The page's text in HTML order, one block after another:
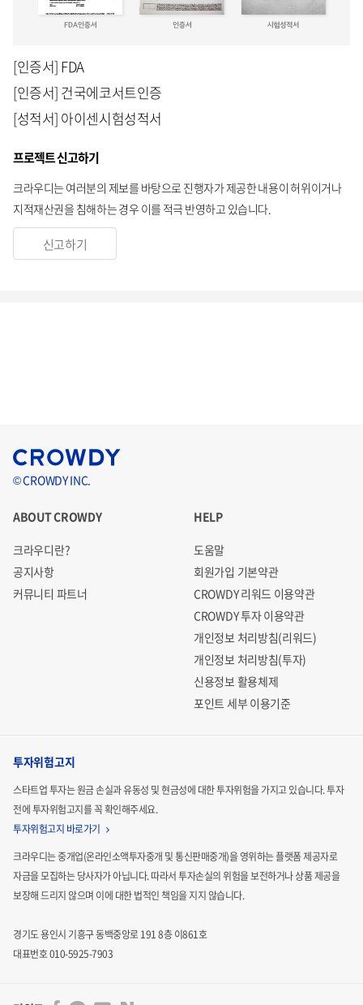
[인증서] FDA
[인증서] 건국에코서트인증
[성적서] 아이센시험성적서
프로젝트 신고하기
크라우디는 여러분의 제보를 바탕으로 진행자가 제공한 내용이 허위이거나
지적재산권을 침해하는 경우 이를 적극 반영하고 있습니다.
신고하기
© CROWDY INC.
ABOUT CROWDY
크라우디란?
공지사항
커뮤니티 파트너
HELP
도움말
회원가입 기본약관
CROWDY 리워드 이용약관
CROWDY 투자 이용약관
개인정보 처리방침(리워드)
개인정보 처리방침(투자)
신용정보 활용체제
포인트 세부 이용기준
투자위험고지
스타트업 투자는 원금 손실과 유동성 및 현금성에 대한 투자위험을 가지고 있습니다.투자
전에 투자위험고지를 꼭 확인해주세요.
투자위험고지 바로가기
크라우디는 중개업(온라인소액투자중개 및 통신판매중개)을 영위하는 플랫폼 제공자로
자금을 모집하는당사자가 아닙니다. 따라서 투자손실의 위험을 보전하거나 상품 제공을
보장해 드리지 않으며 이에 대한 법적인 책임을 지지 않습니다.
경기도 용인시 기흥구 동백중앙로 191 8층 이861호
대표번호 010-5925-7903